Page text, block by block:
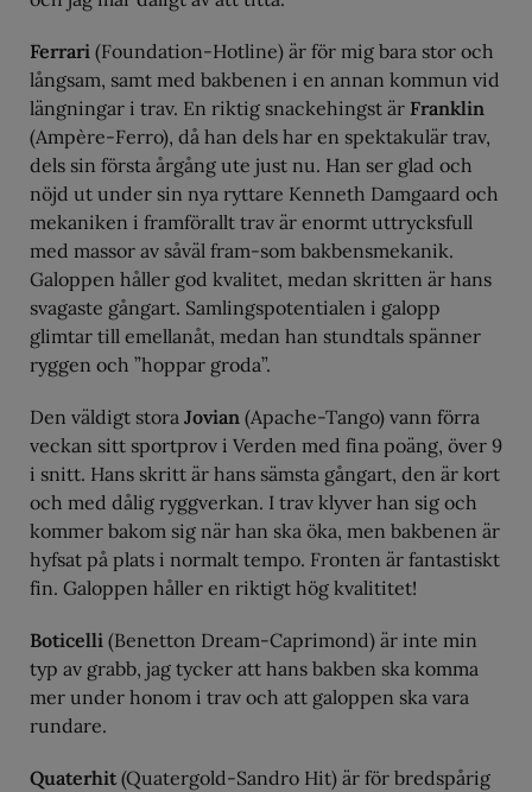
Ferrari (Foundation-Hotline) är för mig bara stor och
långsam, samt med bakbenen i en annan kommun vid
längningar i trav. En riktig snackehingst är Franklin
(Ampère-Ferro), då han dels har en spektakulär trav,
dels sin första årgång ute just nu. Han ser glad och
nöjd ut under sin nya ryttare Kenneth Damgaard och
mekaniken i framförallt trav är enormt uttrycksfull
med massor av såväl fram-som bakbensmekanik.
Galoppen håller god kvalitet, medan skritten är hans
svagaste gångart. Samlingspotentialen i galopp
glimtar till emellanåt, medan han stundtals spänner
ryggen och ”hoppar groda”.
Den väldigt stora Jovian (Apache-Tango) vann förra
veckan sitt sportprov i Verden med fina poäng, över 9
i snitt. Hans skritt är hans sämsta gångart, den är kort
och med dålig ryggverkan. I trav klyver han sig och
kommer bakom sig när han ska öka, men bakbenen är
hyfsat på plats i normalt tempo. Fronten är fantastiskt
fin. Galoppen håller en riktigt hög kvalititet!
Boticelli (Benetton Dream-Caprimond) är inte min
typ av grabb, jag tycker att hans bakben ska komma
mer under honom i trav och att galoppen ska vara
rundare.
Quaterhit(Quatergold-Sandro Hit) är för bredspårig